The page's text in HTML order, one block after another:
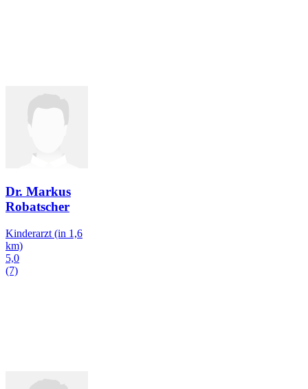
Dr. Markus
Robatscher
Kinderarzt (in 1,6
km)
5,0
(7)